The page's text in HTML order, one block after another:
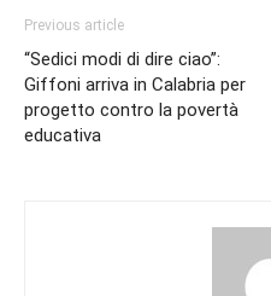
Previous article
“Sedici modi di dire ciao”:
Giffoni arriva in Calabria per
progetto contro la povertà
educativa